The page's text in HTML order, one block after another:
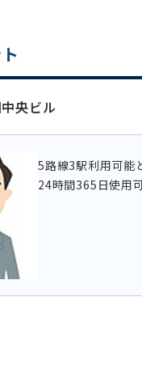
央ビル
5路線3駅利用可能
24時間365日使用